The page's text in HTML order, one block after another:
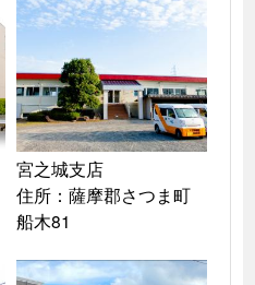
宮之城支店
住所：薩摩郡さつま町